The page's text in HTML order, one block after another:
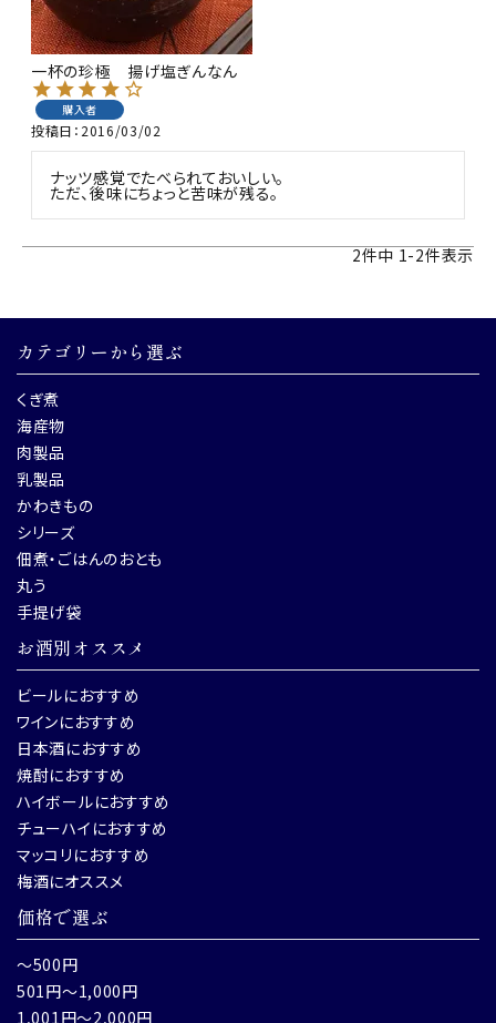
一杯の珍極 揚げ塩ぎんなん
購入者
投稿日 2016/03/02
ナッツ感覚でたべられておいしい。
2件中 1-2件表示
カテゴリーから選ぶ
くぎ煮
海産物
肉製品
乳製品
かわきもの
シリーズ
佃煮・ごはんのおとも
丸う
手提げ袋
お酒別オススメ
ビールにおすすめ
ワインにおすすめ
日本酒におすすめ
焼酎におすすめ
ハイボールにおすすめ
チューハイにおすすめ
マッコリにおすすめ
梅酒にオススメ
価格で選ぶ
～500円
501円～1,000円
1,001円～2,000円